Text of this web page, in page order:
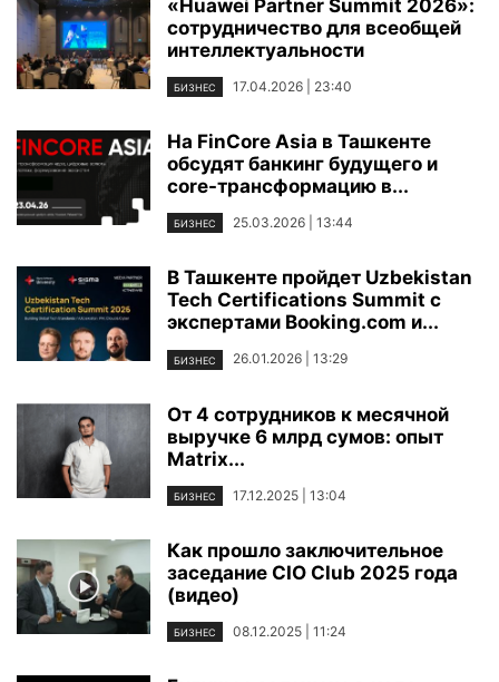
«Huawei Partner Summit 2026»:
сотрудничество для всеобщей
интеллектуальности
БИЗНЕС 17.04.2026 | 23:40
На FinCore Asia в Ташкенте
обсудят банкинг будущего и
core-трансформацию в...
БИЗНЕС 25.03.2026 | 13:44
В Ташкенте пройдет Uzbekistan
Tech Certifications Summit с
экспертами Booking.com и...
БИЗНЕС 26.01.2026 | 13:29
От 4 сотрудников к месячной
выручке 6 млрд сумов: опыт
Matrix...
БИЗНЕС 17.12.2025 | 13:04
Как прошло заключительное
заседание CIO Club 2025 года
(видео)
БИЗНЕС 08.12.2025 | 11:24